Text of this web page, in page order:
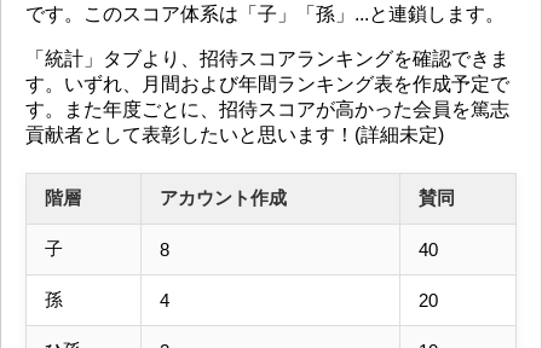
です。このスコア体系は「子」「孫」...と連鎖します。
「統計」タブより、招待スコアランキングを確認できま
す。いずれ、月間および年間ランキング表を作成予定で
す。また年度ごとに、招待スコアが高かった会員を篤志
貢献者として表彰したいと思います！(詳細未定)
階層 アカウント作成 賛同
子 8 40
孫 4 20